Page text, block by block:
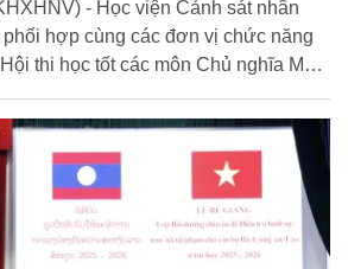
- Học viện Cảnh sát nhân
hợp cùng các đơn vị chức năng
thi học tốt các môn Chủ nghĩa Mác